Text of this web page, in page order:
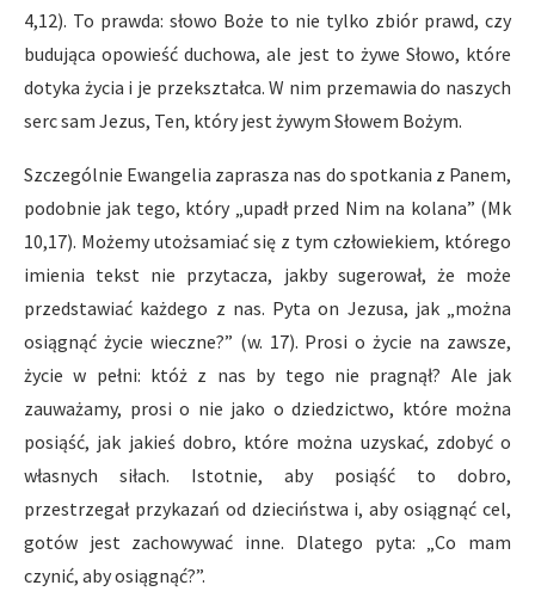
4,12). To prawda: słowo Boże to nie tylko zbiór prawd, czy
budująca opowieść duchowa, ale jest to żywe Słowo, które
dotyka życia i je przekształca. W nim przemawia do naszych
serc sam Jezus, Ten, który jest żywym Słowem Bożym.
Szczególnie Ewangelia zaprasza nas do spotkania z Panem,
podobnie jak tego, który „upadł przed Nim na kolana” (Mk
10,17). Możemy utożsamiać się z tym człowiekiem, którego
imienia tekst nie przytacza, jakby sugerował, że może
przedstawiać każdego z nas. Pyta on Jezusa, jak „można
osiągnąć życie wieczne?” (w. 17). Prosi o życie na zawsze,
życie w pełni: któż z nas by tego nie pragnął? Ale jak
zauważamy, prosi o nie jako o dziedzictwo, które można
posiąść, jak jakieś dobro, które można uzyskać, zdobyć o
własnych siłach. Istotnie, aby posiąść to dobro,
przestrzegał przykazań od dzieciństwa i, aby osiągnąć cel,
gotów jest zachowywać inne. Dlatego pyta: „Co mam
czynić, aby osiągnąć?”.